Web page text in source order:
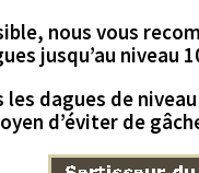
nous vous
jusqu’au niveau
les dagues de
d’éviter de